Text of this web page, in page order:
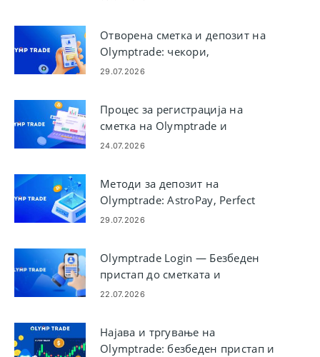
Отворена сметка и депозит на
Olymptrade: чекори,
ограничувања и методи
29.07.2026
Процес за регистрација на
сметка на Olymptrade и
тргување со девизен курс
24.07.2026
Методи за депозит на
Olymptrade: AstroPay, Perfect
Money, Neteller, Skrill
29.07.2026
Olymptrade Login — Безбеден
пристап до сметката и
решавање проблеми
22.07.2026
Најава и тргување на
Olymptrade: безбеден пристап и